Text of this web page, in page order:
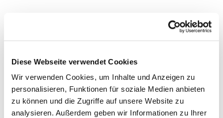
Diese Webseite verwendet Cookies
Wir verwenden Cookies, um Inhalte und Anzeigen zu
personalisieren, Funktionen für soziale Medien anbieten
zu können und die Zugriffe auf unsere Website zu
analysieren. Außerdem geben wir Informationen zu Ihrer